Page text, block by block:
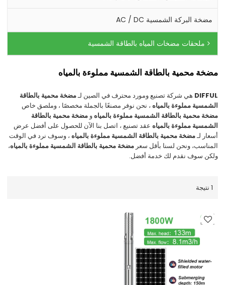
مضخة البركة الشمسية AC / DC
ملحقات مضخات المياه بالطاقة الشمسية
مضخة محمية بالطاقة الشمسية مملوءة بالمياه
DIFFUL هي شركة تصنيع ومورد محترف في الصين لـمضخة محمية بالطاقة
الشمسية مملوءة بالمياه ، نحن نوفر مصنعًا بالجملة مخصصًا ، وملصق خاص
مضخة محمية بالطاقة الشمسية مملوءة بالمياه ومضخة محمية بالطاقة
الشمسية مملوءة بالمياه عقد تصنيع ، اتصل بنا الآن للحصول على أفضل عرض
أسعار لـمضخة محمية بالطاقة الشمسية مملوءة بالمياه ، وسوف نرد في الوقت
المناسب، ونحن لسنا بأقل سعرمضخة محمية بالطاقة الشمسية مملوءة بالمياه،
ولكن سوف نقدم لك خدمة أفضل.
1 نتيجة